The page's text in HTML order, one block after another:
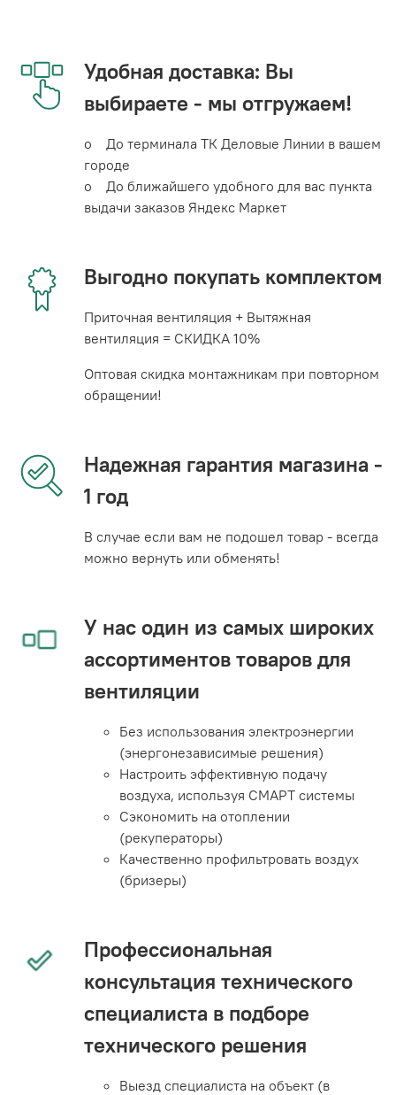
Удобная доставка: Вы
выбираете - мы отгружаем!
o До терминала ТК Деловые Линии в вашем
городе
o До ближайшего удобного для вас пункта
выдачи заказов Яндекс Маркет
Выгодно покупать комплектом
Приточная вентиляция + Вытяжная
вентиляция = СКИДКА 10%
Оптовая скидка монтажникам при повторном
обращении!
Надежная гарантия магазина -
1 год
В случае если вам не подошел товар - всегда
можно вернуть или обменять!
У нас один из самых широких
ассортиментов товаров для
вентиляции
Без использования электроэнергии
(энергонезависимые решения)
Настроить эффективную подачу
воздуха, используя СМАРТ системы
Сэкономить на отоплении
(рекуператоры)
Качественно профильтровать воздух
(бризеры)
Профессиональная
консультация технического
специалиста в подборе
технического решения
Выезд специалиста на объект (в